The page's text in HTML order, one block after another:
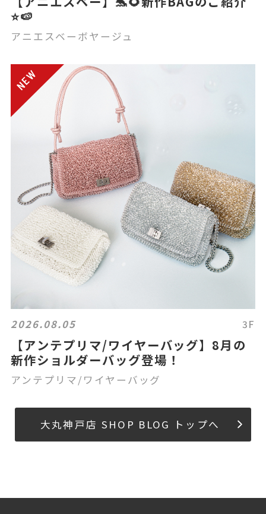
⭐️🍉
アニエスベーボヤージュ
2026.08.05 3F
【アンテプリマ/ワイヤーバッグ】8月の
新作ショルダーバッグ登場！
アンテプリマ/ワイヤーバッグ
大丸神戸店 SHOP BLOG トップへ